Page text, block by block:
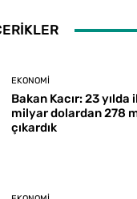
EKONOMI
Bakan Kacır: 23 yılda
milyar dolardan 278
çıkardık